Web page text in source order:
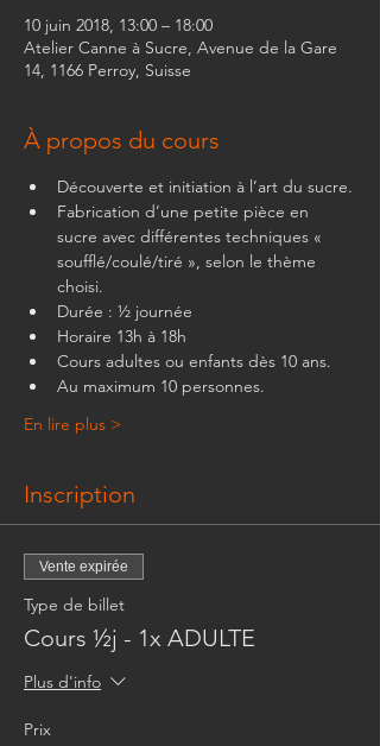
10 juin 2018, 13:00 – 18:00
Atelier Canne à Sucre, Avenue de la Gare
14, 1166 Perroy, Suisse
À propos du cours
Découverte et initiation à l’art du sucre.
Fabrication d’une petite pièce en
sucre avec différentes techniques «
soufflé/coulé/tiré », selon le thème
choisi.
Durée : ½ journée
Horaire 13h à 18h
Cours adultes ou enfants dès 10 ans.
Au maximum 10 personnes.
En lire plus >
Inscription
Vente expirée
Type de billet
Cours ½j - 1x ADULTE
Plus d'info
Prix